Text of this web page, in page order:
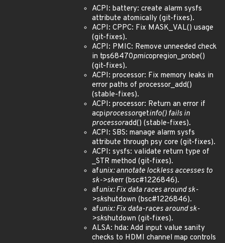
ACPI: battery: create alarm sysfs
attribute atomically (git-fixes).
ACPI: CPPC: Fix MASK_VAL() usage
(git-fixes).
ACPI: PMIC: Remove unneeded check
in tps68470pmicopregion_probe()
(git-fixes).
ACPI: processor: Fix memory leaks in
error paths of processor_add()
(stable-fixes).
ACPI: processor: Return an error if
acpiprocessorgetinfo() fails in
processoradd() (stable-fixes).
ACPI: SBS: manage alarm sysfs
attribute through psy core (git-fixes).
ACPI: sysfs: validate return type of
_STR method (git-fixes).
afunix: annotate lockless accesses to
sk->skerr (bsc#1226846).
afunix: Fix data races around sk-
>skshutdown (bsc#1226846).
afunix: Fix data-races around sk-
>skshutdown (git-fixes).
ALSA: hda: Add input value sanity
checks to HDMI channel map controls